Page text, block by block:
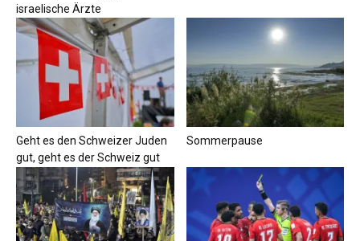
israelische Ärzte
Geht es den Schweizer Juden
gut, geht es der Schweiz gut
Sommerpause